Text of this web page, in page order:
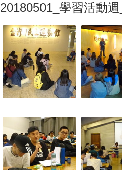
20180501_學習活動